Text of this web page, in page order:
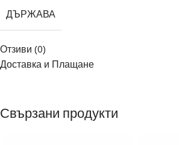
ДЪРЖАВА
Отзиви (0)
Доставка и Плащане
Свързани продукти